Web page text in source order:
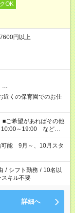
OK
円以上
…
近くの保育園でのお仕
～19:00 など
持って夕飯の準備がし
ど、ご希望があれば教
時間。 合計で週40時
能 9月～、10月スタ
/ シフト勤務 / 10名以
スキル不要
詳細へ